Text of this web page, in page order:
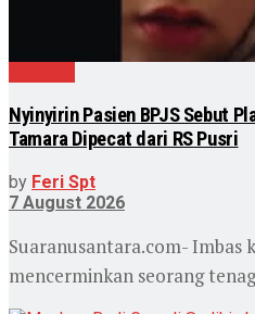
Nyinyirin Pasien BPJS Sebut
Tamara Dipecat dari RS Pusri
by Feri Spt
7 August 2026
Suaranusantara.com- Imbas
mencerminkan seorang